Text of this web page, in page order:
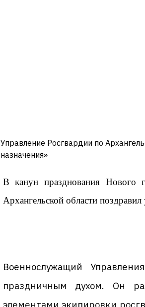
Управление Росгвардии по
назначения»
В канун празднования Нового
Архангельской области
Военнослужащий
праздничным духом. Он
элементами экипировки